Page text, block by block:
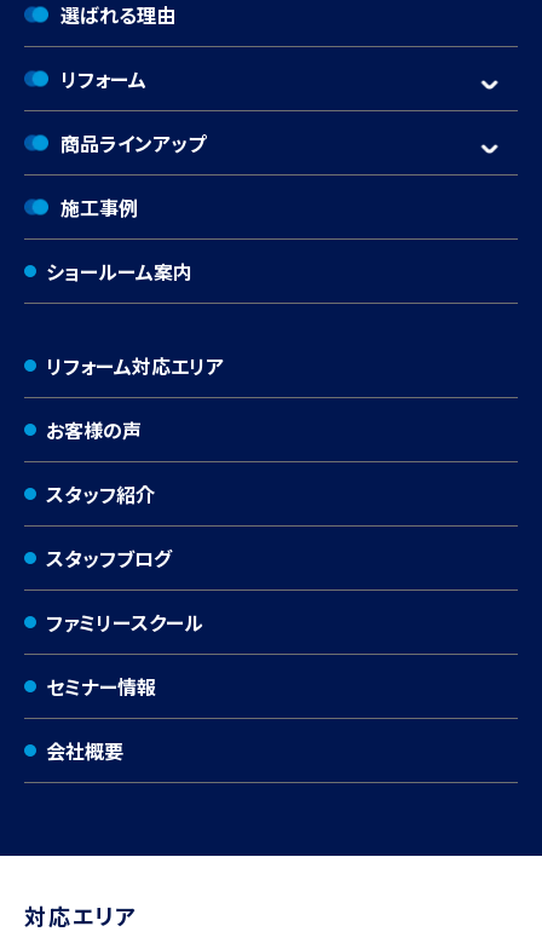
選ばれる理由
リフォーム
商品ラインアップ
施工事例
ショールーム案内
リフォーム対応エリア
お客様の声
スタッフ紹介
スタッフブログ
ファミリースクール
セミナー情報
会社概要
対応エリア